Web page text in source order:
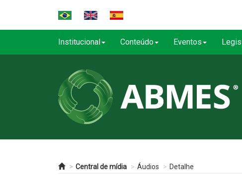
Institucional Conteúdo Eventos
Central de mídia Áudios Detalhe